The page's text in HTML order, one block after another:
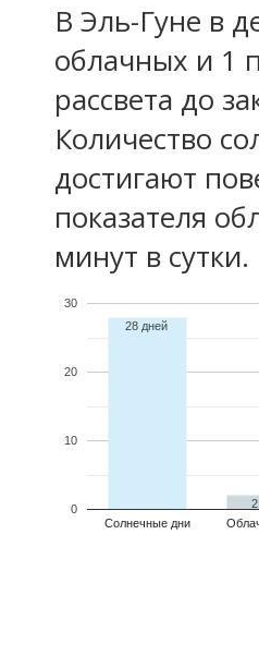
В Эль-Гуне в
облачных и 1
рассвета до
Количество
достигают
показателя
минут в сутки.
Солнечные дни
0
10
20
30
28 дней